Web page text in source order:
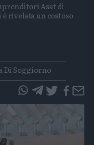
Asat di
rivelata un costoso
Di Soggiorno
questo
su
Whatsapp
questo
articolo
su
Telegram